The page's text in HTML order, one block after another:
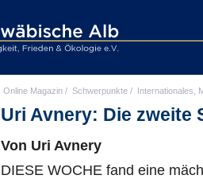
Online Magazin / Schwerpunkte / Internationales,
Uri Avnery: Die zweite
Von Uri Avnery
DIESE WOCHE fand eine